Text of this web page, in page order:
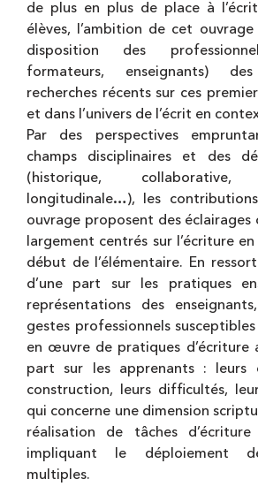
de plus en plus de place à
élèves, l’ambition de cet
disposition des
formateurs, enseignants)
recherches récents sur ces
et dans l’univers de l’écrit en
Par des perspectives
champs disciplinaires et des
(historique, collaborative,
longitudinale…), les
ouvrage proposent des éclairages
largement centrés sur l’écriture
début de l’élémentaire. En
d’une part sur les pratiques
représentations des
gestes professionnels
en œuvre de pratiques d’écriture
part sur les apprenants : leurs
construction, leurs difficultés,
qui concerne une dimension
réalisation de tâches d’écriture
impliquant le déploiement
multiples.